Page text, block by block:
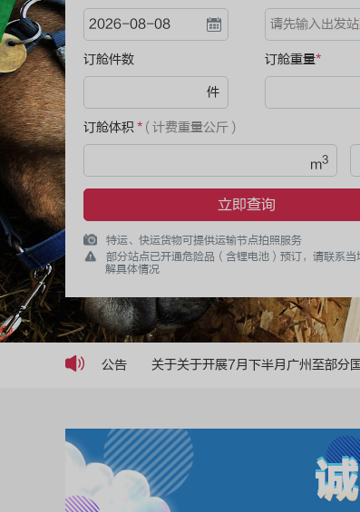
订舱件数
件
订舱重量*
订舱体积 * ( 计费重量公斤 )
m3
立即查询
特运、快运货物可提供运输节点拍照服务
部分站点已开通危险品（含锂电池）预订，请联系当
解具体情况
公告 关于关于开展8月上半月广州至部分